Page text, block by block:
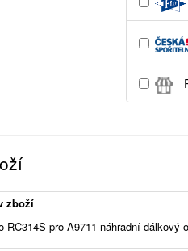
zboží
RC314S pro A9711 náhradní dálkový